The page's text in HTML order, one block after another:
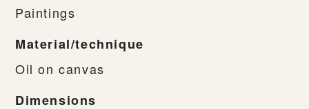
Paintings
Material/technique
Oil on canvas
Dimensions